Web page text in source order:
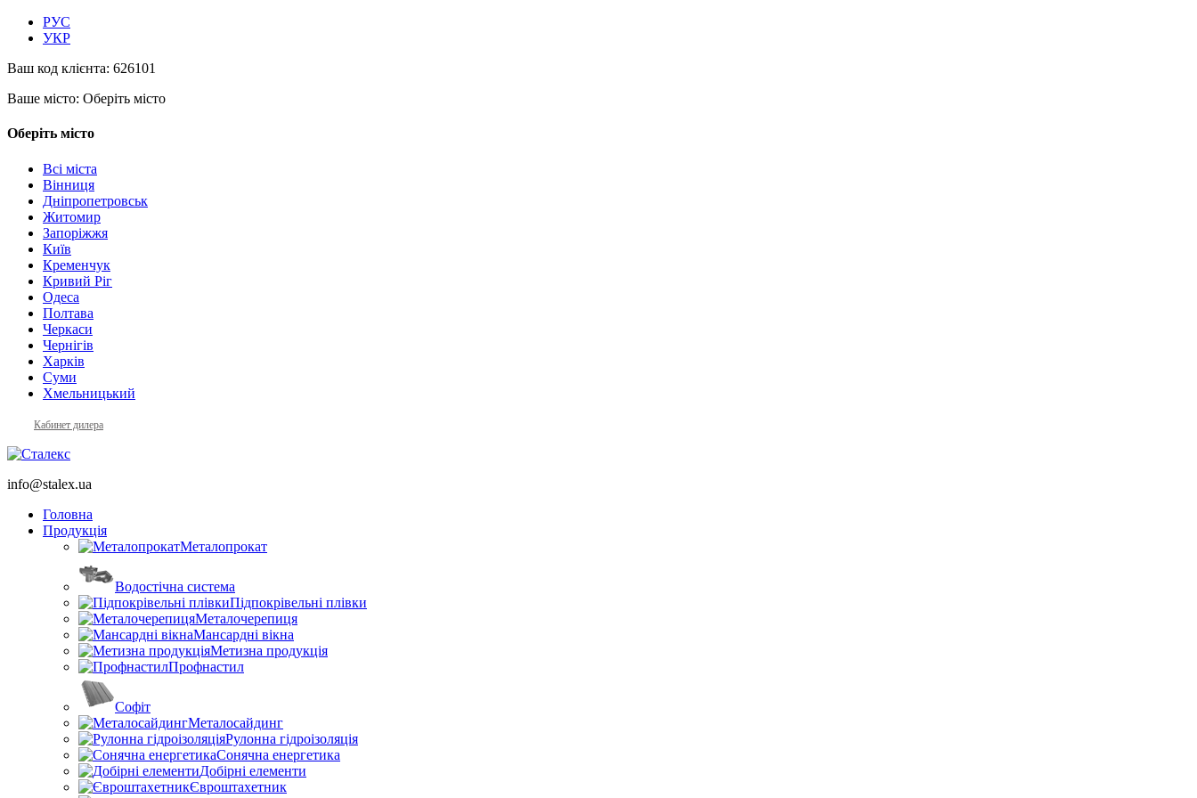
РУС
УКР
Ваш код клієнта: 626101
Ваше місто: Оберіть місто
Оберіть місто
Всі міста
Вінниця
Дніпропетровськ
Житомир
Запоріжжя
Київ
Кременчук
Кривий Ріг
Одеса
Полтава
Черкаси
Чернігів
Харків
Суми
Хмельницький
Кабинет дилера
info@stalex.ua
Головна
Продукція
Металопрокат
Водостічна система
Підпокрівельні плівки
Металочерепиця
Мансардні вікна
Метизна продукція
Профнастил
Софіт
Металосайдинг
Рулонна гідроізоляція
Сонячна енергетика
Добірні елементи
Євроштахетник